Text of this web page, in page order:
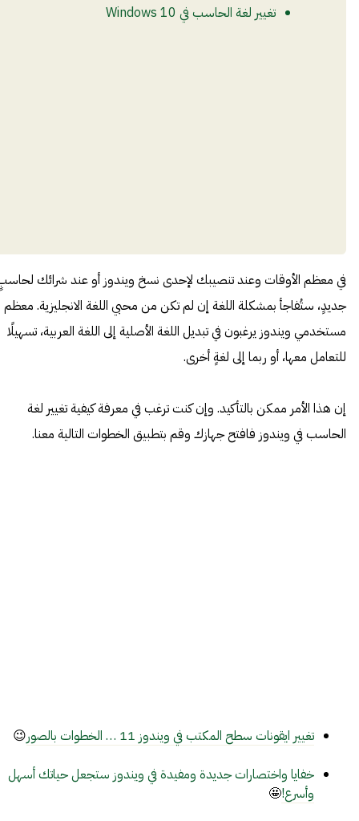
تغيير لغة الحاسب في Windows 10
في معظم الأوقات وعند تنصيبك لإحدى نسخ ويندوز أو عند شرائك
جديدٍ، ستُفاجأ بمشكلة اللغة إن لم تكن من محبي اللغة الانجليزية. معظم
مستخدمي ويندوز يرغبون في تبديل اللغة الأصلية إلى اللغة العربية، تسهيلًا
للتعامل معها، أو ربما إلى لغةٍ أخرى.
إن هذا الأمر ممكن بالتأكيد. وإن كنت ترغب في معرفة كيفية تغيير لغة
الحاسب في ويندوز فافتح جهازك وقم بتطبيق الخطوات التالية معنا.
تغيير ايقونات سطح المكتب في ويندوز 11 … الخطوات بالصور
😉
خفايا واختصارات جديدة ومفيدة في ويندوز ستجعل حياتك أسهل
وأسرع!🤩